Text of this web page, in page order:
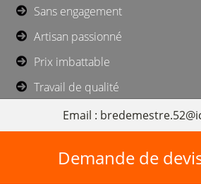
Sans engagement
Artisan passionné
Prix imbattable
Travail de qualité
Email :
Demande de